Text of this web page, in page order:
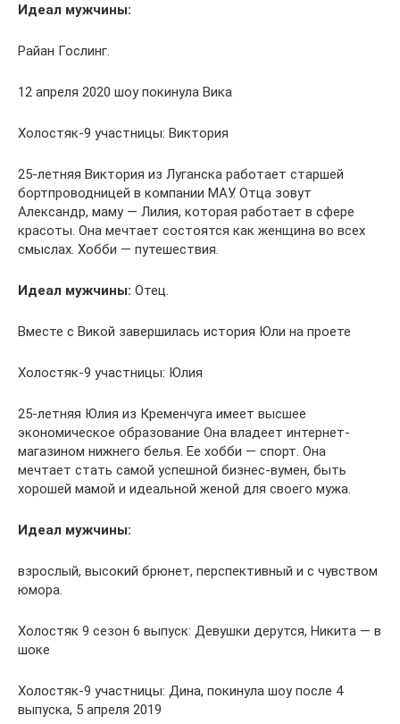
Идеал мужчины:
Райан Гослинг.
12 апреля 2020 шоу покинула Вика
Холостяк-9 участницы: Виктория
25-летняя Виктория из Луганска работает старшей
бортпроводницей в компании МАУ. Отца зовут
Александр, маму — Лилия, которая работает в сфере
красоты. Она мечтает состоятся как женщина во всех
смыслах. Хобби — путешествия.
Идеал мужчины: Отец.
Вместе с Викой завершилась история Юли на проете
Холостяк-9 участницы: Юлия
25-летняя Юлия из Кременчуга имеет высшее
экономическое образование Она владеет интернет-
магазином нижнего белья. Ее хобби — спорт. Она
мечтает стать самой успешной бизнес-вумен, быть
хорошей мамой и идеальной женой для своего мужа.
Идеал мужчины:
взрослый, высокий брюнет, перспективный и с чувством
юмора.
Холостяк 9 сезон 6 выпуск: Девушки дерутся, Никита — в
шоке
Холостяк-9 участницы: Дина, покинула шоу после 4
выпуска, 5 апреля 2019